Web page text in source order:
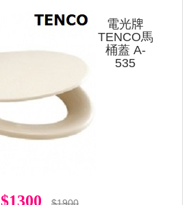
電光牌
TENCO馬
桶蓋 A-
535
$1300